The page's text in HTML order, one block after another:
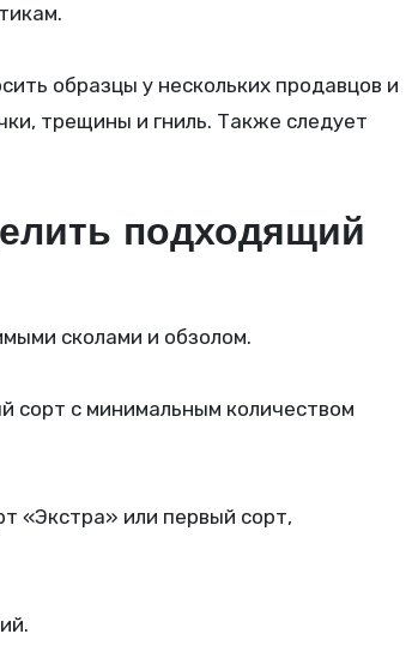
образцы у нескольких продавцов и
трещины и гниль. Также следует
подходящий
сколами и обзолом.
сорт с минимальным количеством
«Экстра» или первый сорт,